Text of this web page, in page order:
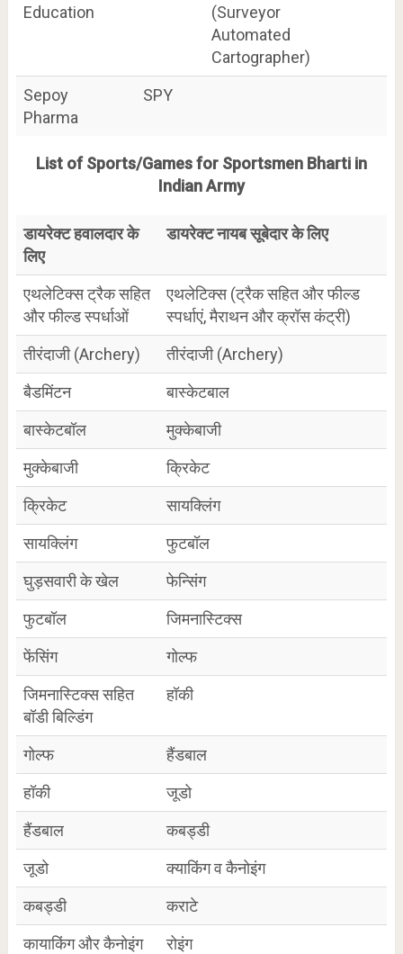
Education
(Surveyor
Automated
Cartographer)
Sepoy
Pharma
SPY
List of Sports/Games for Sportsmen Bharti in
Indian Army
डायरेक्ट हवालदार के
लिए
डायरेक्ट नायब सूबेदार के लिए
एथलेटिक्स ट्रैक सहित
और फील्ड स्पर्धाओं
एथलेटिक्स (ट्रैक सहित और फील्ड
स्पर्धाएं, मैराथन और क्रॉस कंट्री)
तीरंदाजी (Archery)
तीरंदाजी (Archery)
बैडमिंटन
बास्केटबाल
बास्केटबॉल
मुक्केबाजी
मुक्केबाजी
क्रिकेट
क्रिकेट
सायक्लिंग
सायक्लिंग
फुटबॉल
घुड़सवारी के खेल
फेन्सिंग
फुटबॉल
जिमनास्टिक्स
फेंसिंग
गोल्फ
जिमनास्टिक्स सहित
बॉडी बिल्डिंग
हॉकी
गोल्फ
हैंडबाल
हॉकी
जूडो
हैंडबाल
कबड्डी
जूडो
क्याकिंग व कैनोइंग
कबड्डी
कराटे
कायाकिंग और कैनोइंग
रोइंग